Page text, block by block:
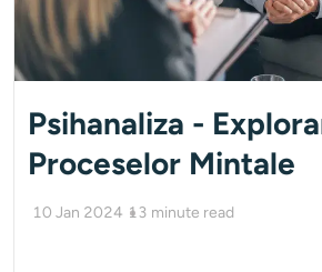
Psihanaliza -
Proceselor Mintale
10 Jan 2024 13 minute read